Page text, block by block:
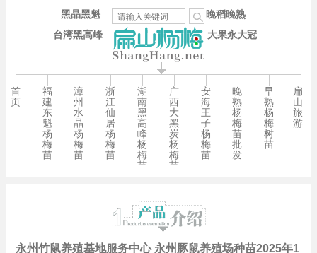
台湾黑高峰
晚稻晚熟
大果永大冠
黑晶黑魁
首
页
福
建
东
魁
杨
梅
苗
漳
州
水
晶
杨
梅
苗
浙
江
仙
居
杨
梅
苗
湖
南
黑
高
峰
杨
梅
苗
广
西
大
黑
炭
杨
梅
苗
安
海
王
子
杨
梅
苗
晚
熟
杨
梅
苗
批
发
早
熟
杨
梅
树
苗
扁
山
旅
游
永州竹鼠养殖基地服务中心 永州豚鼠养殖场种苗2025年100